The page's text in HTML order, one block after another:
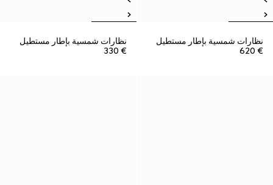
نظارات شمسية بإطار مستطيل
€ 620
نظارات شمسية بإطار مستطيل
€ 330